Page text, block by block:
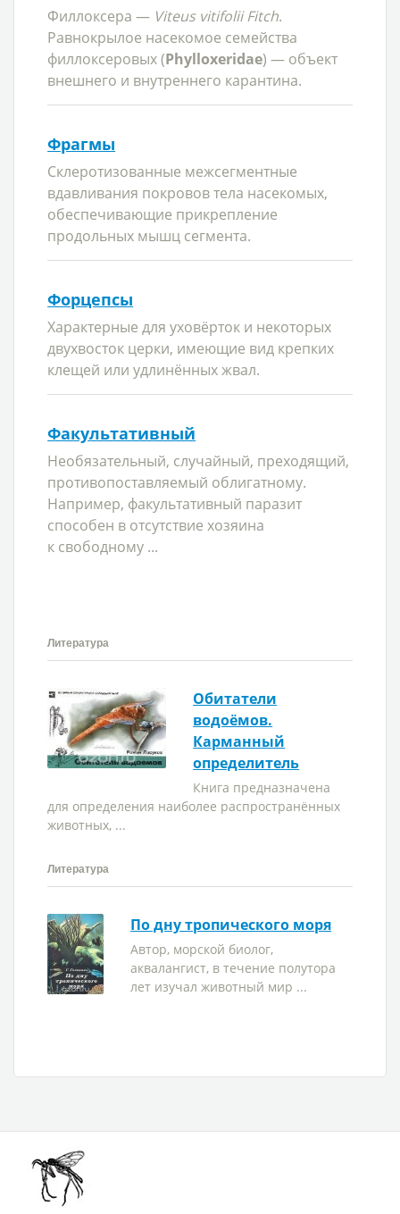
Филлоксера — Viteus vitifolii Fitch.
Равнокрылое насекомое семейства
филлоксеровых (Phylloxeridae) — объект
внешнего и внутреннего карантина.
Фрагмы
Склеротизованные межсегментные
вдавливания покровов тела насекомых,
обеспечивающие прикрепление
продольных мышц сегмента.
Форцепсы
Характерные для уховёрток и некоторых
двухвосток церки, имеющие вид крепких
клещей или удлинённых жвал.
Факультативный
Необязательный, случайный, преходящий,
противопоставляемый облигатному.
Например, факультативный паразит
способен в отсутствие хозяина
к свободному ...
Литература
Обитатели
водоёмов.
Карманный
определитель
Книга предназначена
для определения наиболее распространённых
животных, ...
Литература
По дну тропического моря
Автор, морской биолог,
аквалангист, в течение полутора
лет изучал животный мир ...